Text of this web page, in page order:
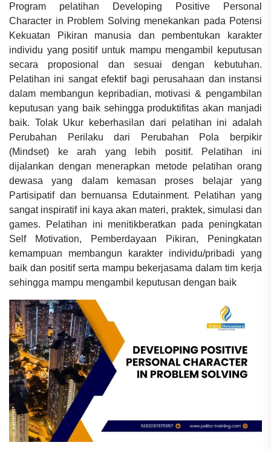
Program pelatihan Developing Positive Personal
Character in Problem Solving menekankan pada Potensi
Kekuatan Pikiran manusia dan pembentukan karakter
individu yang positif untuk mampu mengambil keputusan
secara proposional dan sesuai dengan kebutuhan.
Pelatihan ini sangat efektif bagi perusahaan dan instansi
dalam membangun kepribadian, motivasi & pengambilan
keputusan yang baik sehingga produktifitas akan manjadi
baik. Tolak Ukur keberhasilan dari pelatihan ini adalah
Perubahan Perilaku dari Perubahan Pola berpikir
(Mindset) ke arah yang lebih positif. Pelatihan ini
dijalankan dengan menerapkan metode pelatihan orang
dewasa yang dalam kemasan proses belajar yang
Partisipatif dan bernuansa Edutainment. Pelatihan yang
sangat inspiratif ini kaya akan materi, praktek, simulasi dan
games. Pelatihan ini menitikberatkan pada peningkatan
Self Motivation, Pemberdayaan Pikiran, Peningkatan
kemampuan membangun karakter individu/pribadi yang
baik dan positif serta mampu bekerjasama dalam tim kerja
sehingga mampu mengambil keputusan dengan baik